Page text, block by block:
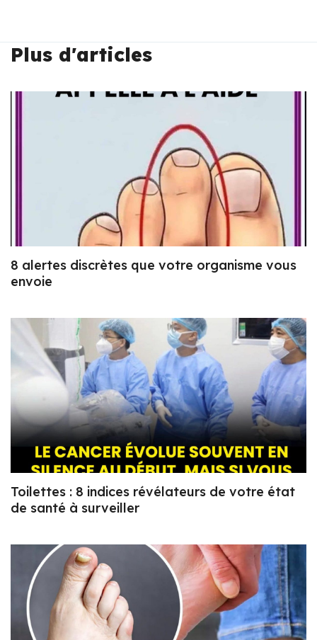
Plus d'articles
8 alertes discrètes que votre organisme vous
envoie
Toilettes : 8 indices révélateurs de votre état
de santé à surveiller